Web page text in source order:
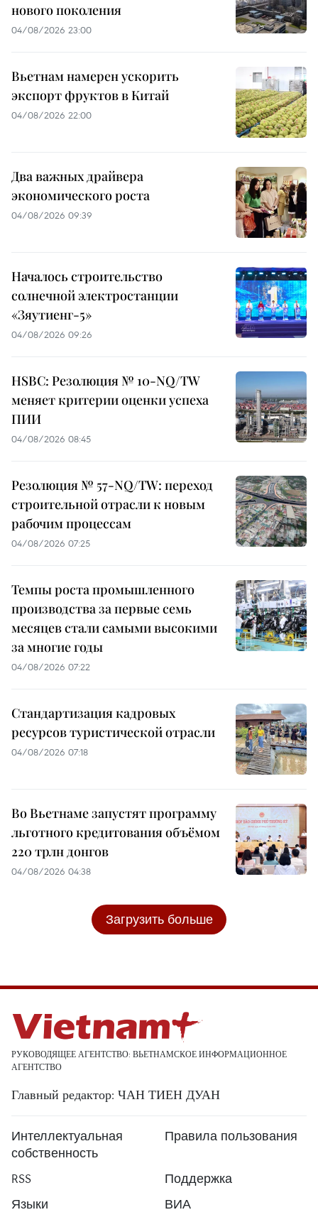
нового поколения
04/08/2026 23:00
Вьетнам намерен ускорить
экспорт фруктов в Китай
04/08/2026 22:00
Два важных драйвера
экономического роста
04/08/2026 09:39
Началось строительство
солнечной электростанции
«Зяутиенг-5»
04/08/2026 09:26
HSBC: Резолюция № 10-NQ/TW
меняет критерии оценки успеха
ПИИ
04/08/2026 08:45
Резолюция № 57-NQ/TW: переход
строительной отрасли к новым
рабочим процессам
04/08/2026 07:25
Темпы роста промышленного
производства за первые семь
месяцев стали самыми высокими
за многие годы
04/08/2026 07:22
Стандартизация кадровых
ресурсов туристической отрасли
04/08/2026 07:18
Во Вьетнаме запустят программу
льготного кредитования объёмом
220 трлн донгов
04/08/2026 04:38
Загрузить больше
РУКОВОДЯЩЕЕ АГЕНТСТВО: ВЬЕТНАМСКОЕ ИНФОРМАЦИОННОЕ
АГЕНТСТВО
Главный редактор: ЧАН ТИЕН ДУАН
Интеллектуальная
собственность
Правила пользования
RSS
Поддержка
Языки
ВИА